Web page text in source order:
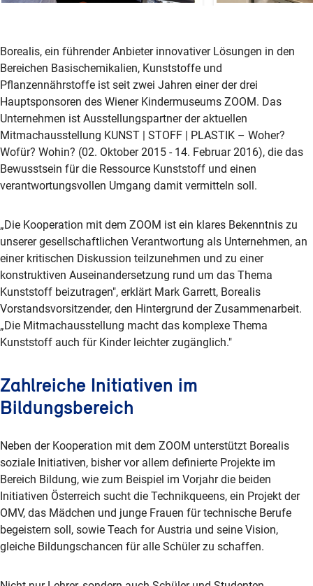
Borealis, ein führender Anbieter innovativer Lösungen in den
Bereichen Basischemikalien, Kunststoffe und
Pflanzennährstoffe ist seit zwei Jahren einer der drei
Hauptsponsoren des Wiener Kindermuseums ZOOM. Das
Unternehmen ist Ausstellungspartner der aktuellen
Mitmachausstellung KUNST | STOFF | PLASTIK – Woher?
Wofür? Wohin? (02. Oktober 2015 - 14. Februar 2016), die das
Bewusstsein für die Ressource Kunststoff und einen
verantwortungsvollen Umgang damit vermitteln soll.
„Die Kooperation mit dem ZOOM ist ein klares Bekenntnis zu
unserer gesellschaftlichen Verantwortung als Unternehmen, an
einer kritischen Diskussion teilzunehmen und zu einer
konstruktiven Auseinandersetzung rund um das Thema
Kunststoff beizutragen", erklärt Mark Garrett, Borealis
Vorstandsvorsitzender, den Hintergrund der Zusammenarbeit.
„Die Mitmachausstellung macht das komplexe Thema
Kunststoff auch für Kinder leichter zugänglich."
Zahlreiche Initiativen im
Bildungsbereich
Neben der Kooperation mit dem ZOOM unterstützt Borealis
soziale Initiativen, bisher vor allem definierte Projekte im
Bereich Bildung, wie zum Beispiel im Vorjahr die beiden
Initiativen Österreich sucht die Technikqueens, ein Projekt der
OMV, das Mädchen und junge Frauen für technische Berufe
begeistern soll, sowie Teach for Austria und seine Vision,
gleiche Bildungschancen für alle Schüler zu schaffen.